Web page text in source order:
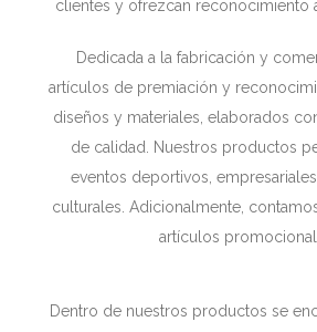
clientes y ofrezcan reconocimiento
Dedicada a la fabricación y
artículos de premiación y
diseños y materiales, elaborados
de calidad. Nuestros productos
eventos deportivos,
culturales. Adicionalmente,
artículos
Dentro de nuestros productos se